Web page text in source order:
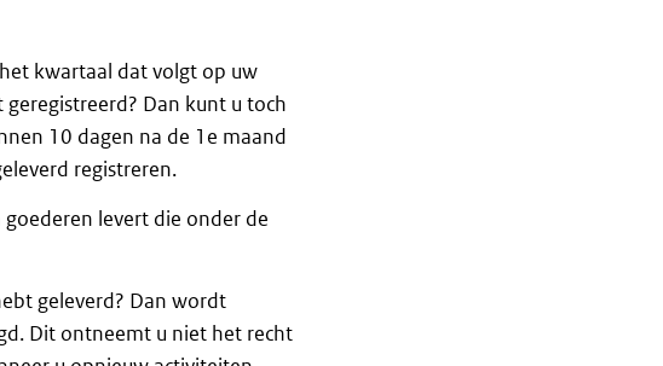
kwartaal dat volgt op uw
Dan kunt u toch
10 dagen na de 1e maand
registreren.
levert die onder de
geleverd? Dan wordt
Dit ontneemt u niet het recht